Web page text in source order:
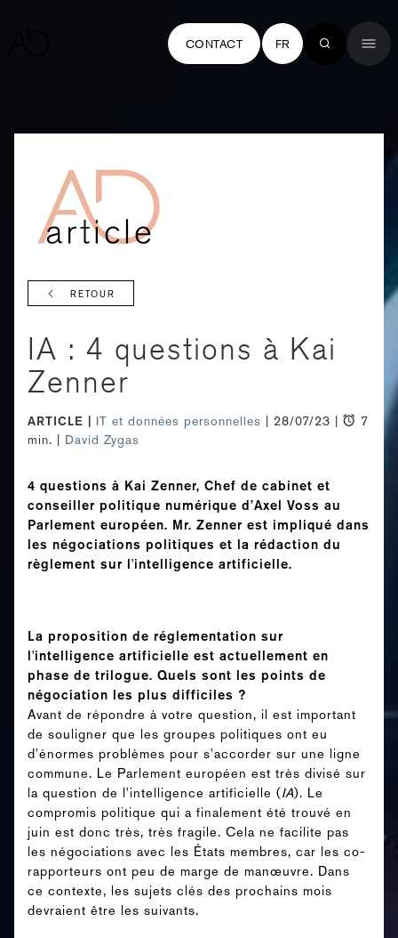
CONTACT FR
RETOUR
IA : 4 questions à Kai
Zenner
ARTICLE IT et données personnelles | 28/07/23 |
7
min. | David Zygas
4 questions à Kai Zenner, Chef de cabinet et
conseiller politique numérique d’Axel Voss au
Parlement européen. Mr. Zenner est impliqué dans
les négociations politiques et la rédaction du
règlement sur l'intelligence artificielle.
La proposition de réglementation sur
l'intelligence artificielle est actuellement en
phase de trilogue. Quels sont les points de
négociation les plus difficiles ?
Avant de répondre à votre question, il est important
de souligner que les groupes politiques ont eu
d'énormes problèmes pour s'accorder sur une ligne
commune. Le Parlement européen est très divisé sur
la question de l'intelligence artificielle (IA). Le
compromis politique qui a finalement été trouvé en
juin est donc très, très fragile. Cela ne facilite pas
les négociations avec les États membres, car les co-
rapporteurs ont peu de marge de manœuvre. Dans
ce contexte, les sujets clés des prochains mois
devraient être les suivants.